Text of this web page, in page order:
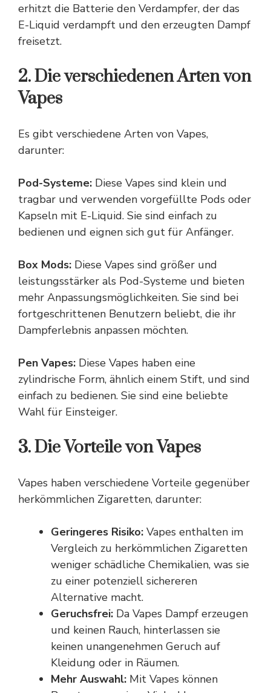
erhitzt die Batterie den Verdampfer, der das
E-Liquid verdampft und den erzeugten Dampf
freisetzt.
2. Die verschiedenen Arten von
Vapes
Es gibt verschiedene Arten von Vapes,
darunter:
Pod-Systeme: Diese Vapes sind klein und
tragbar und verwenden vorgefüllte Pods oder
Kapseln mit E-Liquid. Sie sind einfach zu
bedienen und eignen sich gut für Anfänger.
Box Mods: Diese Vapes sind größer und
leistungsstärker als Pod-Systeme und bieten
mehr Anpassungsmöglichkeiten. Sie sind bei
fortgeschrittenen Benutzern beliebt, die ihr
Dampferlebnis anpassen möchten.
Pen Vapes: Diese Vapes haben eine
zylindrische Form, ähnlich einem Stift, und sind
einfach zu bedienen. Sie sind eine beliebte
Wahl für Einsteiger.
3. Die Vorteile von Vapes
Vapes haben verschiedene Vorteile gegenüber
herkömmlichen Zigaretten, darunter:
Geringeres Risiko: Vapes enthalten im
Vergleich zu herkömmlichen Zigaretten
weniger schädliche Chemikalien, was sie
zu einer potenziell sichereren
Alternative macht.
Geruchsfrei: Da Vapes Dampf erzeugen
und keinen Rauch, hinterlassen sie
keinen unangenehmen Geruch auf
Kleidung oder in Räumen.
Mehr Auswahl: Mit Vapes können